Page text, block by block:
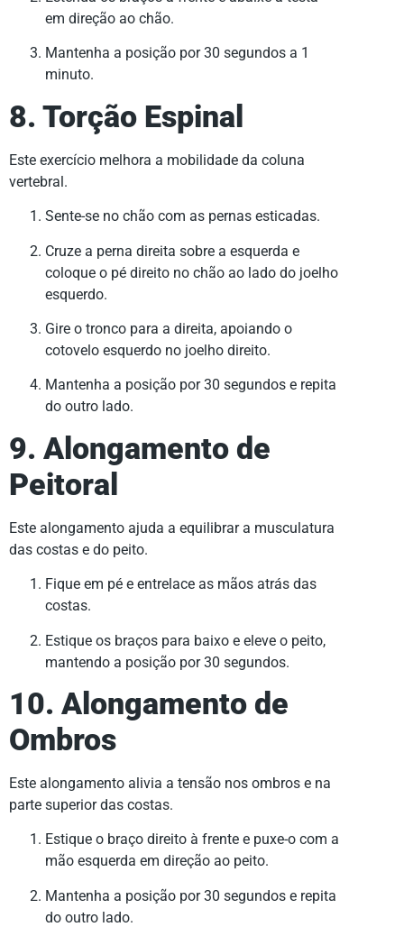
em direção ao chão.
Mantenha a posição por 30 segundos a 1
minuto.
8. Torção Espinal
Este exercício melhora a mobilidade da coluna
vertebral.
Sente-se no chão com as pernas esticadas.
Cruze a perna direita sobre a esquerda e
coloque o pé direito no chão ao lado do joelho
esquerdo.
Gire o tronco para a direita, apoiando o
cotovelo esquerdo no joelho direito.
Mantenha a posição por 30 segundos e repita
do outro lado.
9. Alongamento de
Peitoral
Este alongamento ajuda a equilibrar a musculatura
das costas e do peito.
Fique em pé e entrelace as mãos atrás das
costas.
Estique os braços para baixo e eleve o peito,
mantendo a posição por 30 segundos.
10. Alongamento de
Ombros
Este alongamento alivia a tensão nos ombros e na
parte superior das costas.
Estique o braço direito à frente e puxe-o com a
mão esquerda em direção ao peito.
Mantenha a posição por 30 segundos e repita
do outro lado.